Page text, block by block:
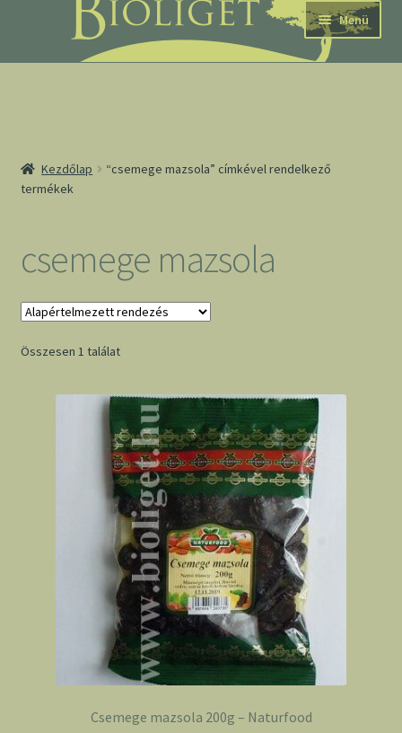
navigációhoz
tartalomba
Menü
Kezdőlap
“csemege mazsola” címkével rendelkező
termékek
csemege mazsola
Összesen 1 találat
Csemege mazsola 200g – Naturfood